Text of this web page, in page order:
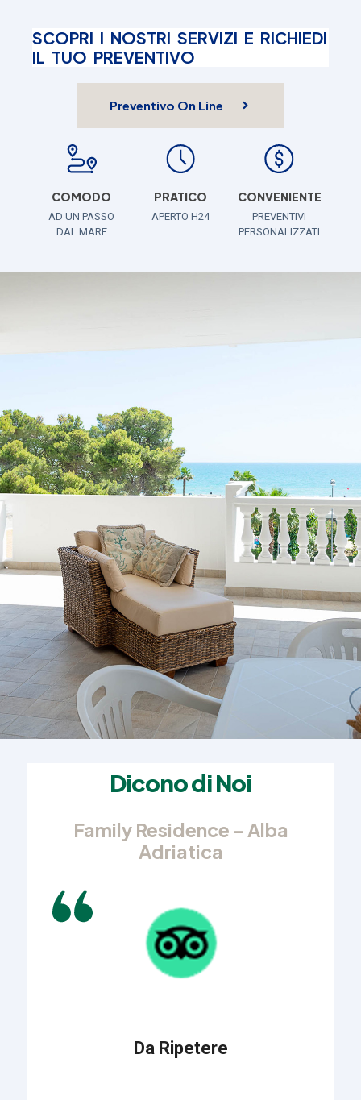
SCOPRI I NOSTRI SERVIZI E RICHIEDI
IL TUO PREVENTIVO
Preventivo On Line
COMODO
AD UN PASSO
DAL MARE
PRATICO
APERTO H24
CONVENIENTE
PREVENTIVI
PERSONALIZZATI
Dicono di Noi
Family Residence - Alba
Adriatica
Da Ripetere